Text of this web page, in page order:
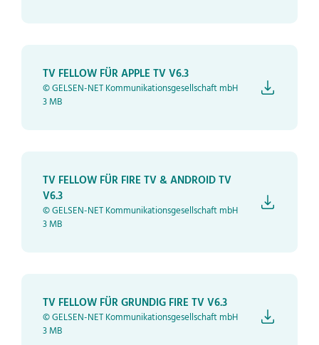
TV FELLOW FÜR APPLE TV V6.3
© GELSEN-NET Kommunikationsgesellschaft mbH
3 MB
TV FELLOW FÜR FIRE TV & ANDROID TV
V6.3
© GELSEN-NET Kommunikationsgesellschaft mbH
3 MB
TV FELLOW FÜR GRUNDIG FIRE TV V6.3
© GELSEN-NET Kommunikationsgesellschaft mbH
3 MB